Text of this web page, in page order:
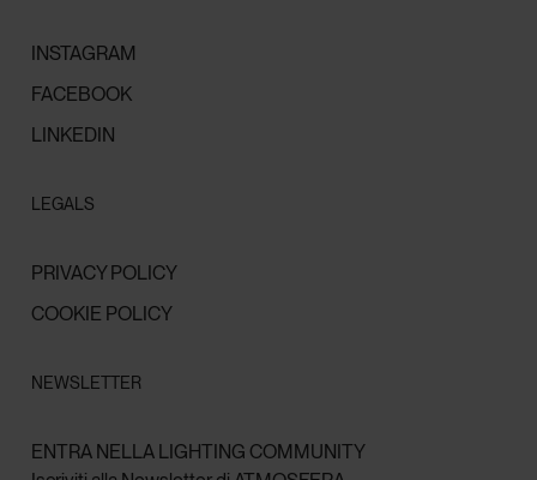
INSTAGRAM
FACEBOOK
LINKEDIN
LEGALS
PRIVACY POLICY
COOKIE POLICY
NEWSLETTER
ENTRA NELLA LIGHTING COMMUNITY